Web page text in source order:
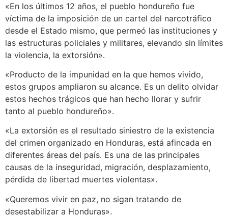
«En los últimos 12 años, el pueblo hondureño fue
víctima de la imposición de un cartel del narcotráfico
desde el Estado mismo, que permeó las instituciones y
las estructuras policiales y militares, elevando sin límites
la violencia, la extorsión».
«Producto de la impunidad en la que hemos vivido,
estos grupos ampliaron su alcance. Es un delito olvidar
estos hechos trágicos que han hecho llorar y sufrir
tanto al pueblo hondureño».
«La extorsión es el resultado siniestro de la existencia
del crimen organizado en Honduras, está afincada en
diferentes áreas del país. Es una de las principales
causas de la inseguridad, migración, desplazamiento,
pérdida de libertad muertes violentas».
«Queremos vivir en paz, no sigan tratando de
desestabilizar a Honduras».